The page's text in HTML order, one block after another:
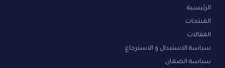
الرئيسية
المنتجات
المقالات
سياسة الاستبدال و الاسترجاع
سياسة الضمان